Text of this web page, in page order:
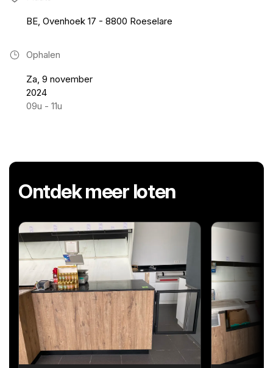
BE, Ovenhoek 17 - 8800 Roeselare
Ophalen
Za, 9 november
2024
09u - 11u
Ontdek meer loten